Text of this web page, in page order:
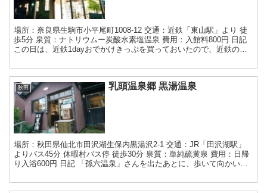
場所：奈良県生駒市小平尾町1008-12 交通：近鉄「東山駅」より 徒
歩5分 泉質：ナトリウムー炭酸水素塩温泉 費用：入館料800円 日記
この日は、近鉄1dayおでかけきっぷを買っておいたので、近鉄のケ
秋田 乳頭温泉郷 黒湯温泉
場所：秋田県仙北市田沢湖生保内黒湯沢2-1 交通：JR「田沢湖駅」
よりバス45分 休暇村バス停 徒歩30分 泉質：単純硫黄泉 費用：日帰
り入浴600円 日記 「孫六温泉」さんを出たあとに、歩いて向かいま